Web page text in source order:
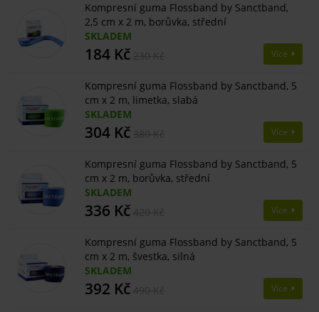
Kompresní guma Flossband by Sanctband,
2,5 cm x 2 m, borůvka, střední
SKLADEM
184 Kč Více
Kompresní guma Flossband by Sanctband, 5
cm x 2 m, limetka, slabá
SKLADEM
304 Kč Více
Kompresní guma Flossband by Sanctband, 5
cm x 2 m, borůvka, střední
SKLADEM
336 Kč Více
Kompresní guma Flossband by Sanctband, 5
cm x 2 m, švestka, silná
SKLADEM
392 Kč Více